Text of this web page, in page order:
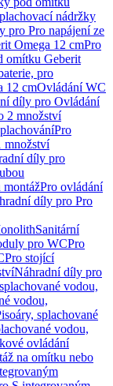
nádržky
pro Pro napájení ze
Omega 12 cmPro
omítku Geberit
pro
12 cmOvládání WC
díly pro Ovládání
2 množství
Pro
množství
díly pro
Pro ovládání
díly pro Pro
Sanitární
pro WCPro
Pro stojící
Náhradní díly pro
vodou,
vodou,
splachované
vodou,
ovládání
na omítku nebo